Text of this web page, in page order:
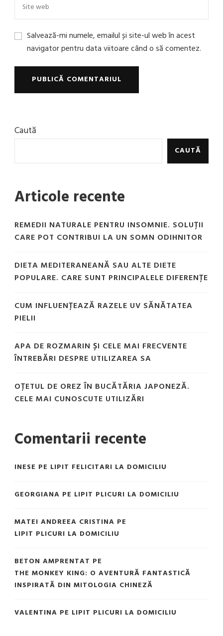
Salvează-mi numele, emailul și site-ul web în acest
navigator pentru data viitoare când o să comentez.
Caută
CAUTĂ
Articole recente
REMEDII NATURALE PENTRU INSOMNIE. SOLUȚII
CARE POT CONTRIBUI LA UN SOMN ODIHNITOR
DIETA MEDITERANEANĂ SAU ALTE DIETE
POPULARE. CARE SUNT PRINCIPALELE DIFERENȚE
CUM INFLUENȚEAZĂ RAZELE UV SĂNĂTATEA
PIELII
APA DE ROZMARIN ȘI CELE MAI FRECVENTE
ÎNTREBĂRI DESPRE UTILIZAREA SA
OȚETUL DE OREZ ÎN BUCĂTĂRIA JAPONEZĂ.
CELE MAI CUNOSCUTE UTILIZĂRI
Comentarii recente
INESE PE LIPIT FELICITARI LA DOMICILIU
GEORGIANA PE LIPIT PLICURI LA DOMICILIU
MATEI ANDREEA CRISTINA PE
LIPIT PLICURI LA DOMICILIU
BETON AMPRENTAT PE
THE MONKEY KING: O AVENTURĂ FANTASTICĂ
INSPIRATĂ DIN MITOLOGIA CHINEZĂ
VALENTINA PE LIPIT PLICURI LA DOMICILIU